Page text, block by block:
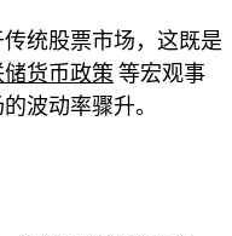
统股票市场，这既是
储货币政策 等宏观事
波动率骤升。